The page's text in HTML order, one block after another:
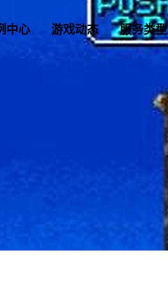
中心 游戏动态 服务类型